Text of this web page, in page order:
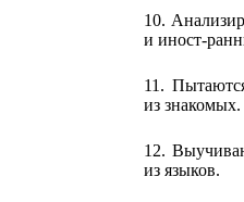
10.
и иност-
11.
из знакомых.
12.
из языков.